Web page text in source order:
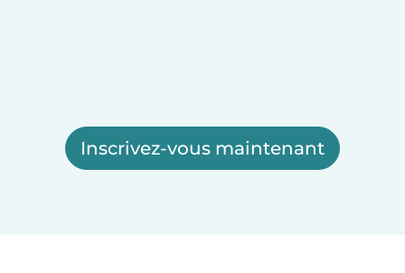
Inscrivez-vous maintenant